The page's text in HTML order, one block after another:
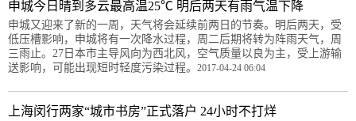
申城今日晴到多云最高温25℃ 明后两天有雨气温下降
申城又迎来了新的一周，天气将会延续前两日的节奏。明后两天，受
低压槽影响，申城将有一次降水过程，周二后期将转为阵雨天气，周
三雨止。27日本市主导风向为西北风，空气质量以良为主，受上游输
送影响，可能出现短时轻度污染过程。 2017-04-24 06:04
上海闵行两家“城市书房”正式落户 24小时不打烊